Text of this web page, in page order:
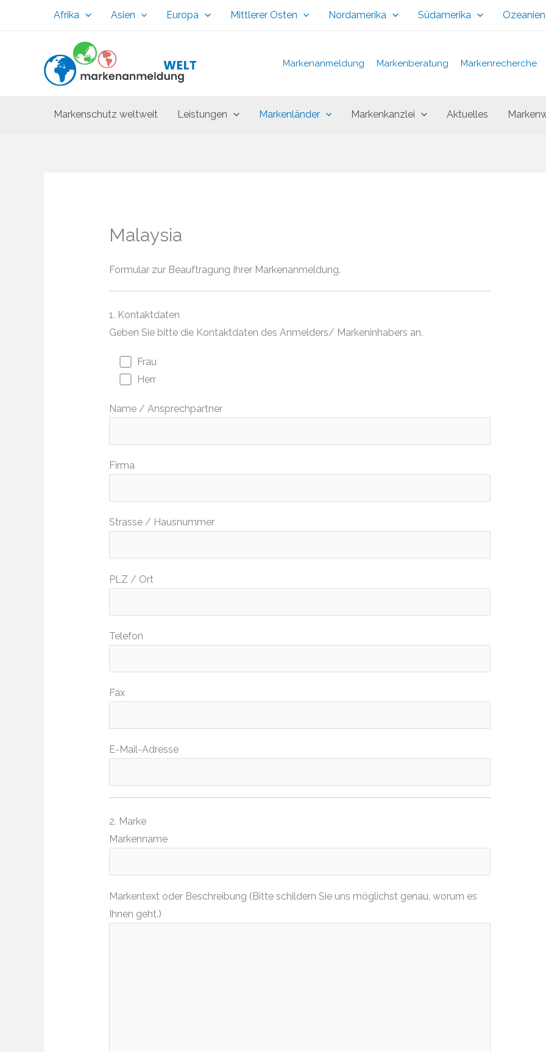
Afrika Asien Europa Mittlerer Osten Nordamerika Südamerika Ozeanien
Markenanmeldung Markenberatung Markenrecherche
Markenschutz weltweit Leistungen Markenländer Markenkanzlei Aktuelles
Malaysia
Formular zur Beauftragung Ihrer Markenanmeldung.
1. Kontaktdaten
Geben Sie bitte die Kontaktdaten des Anmelders/ Markeninhabers an.
Frau
Herr
Name / Ansprechpartner
Firma
Strasse / Hausnummer
PLZ / Ort
Telefon
Fax
E-Mail-Adresse
2. Marke
Markenname
Markentext oder Beschreibung (Bitte schildern Sie uns möglichst genau, worum es
Ihnen geht.)